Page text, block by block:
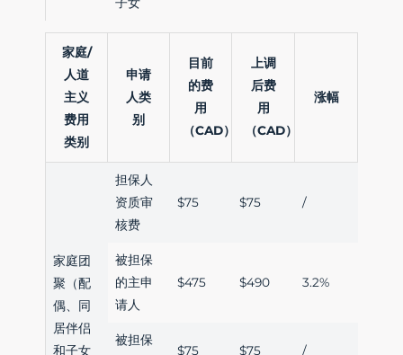
家庭/
人道
主义
费用
类别
申请
人类
别
目前
的费
用
（CAD）
上调
后费
用
（CAD）
涨幅
家庭团
聚（配
偶、同
居伴侣
和子女
担保人
资质审
核费
$75 $75 /
被担保
的主申
请人
$475 $490 3.2%
被担保
$75 $75 /